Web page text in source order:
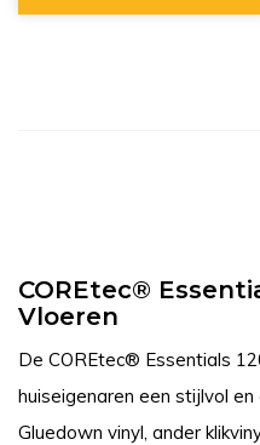
COREtec®
Vloeren
De COREtec® Essentials
huiseigenaren een stijlvol
Gluedown vinyl, ander